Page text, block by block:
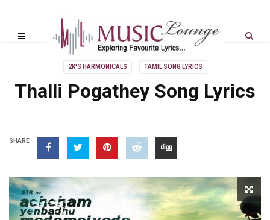
2K'S HARMONICALS TAMIL SONG LYRICS
Thalli Pogathey Song Lyrics
SHARE